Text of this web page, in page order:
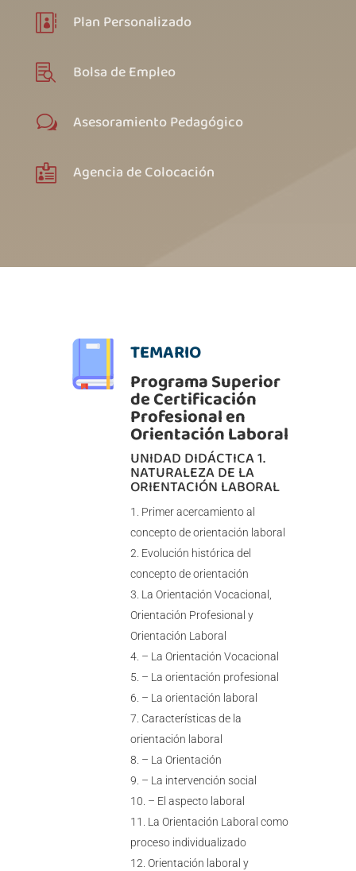
 Plan Personalizado
 Bolsa de Empleo
w Asesoramiento Pedagógico
 Agencia de Colocación
TEMARIO
Programa Superior
de Certificación
Profesional en
Orientación Laboral
UNIDAD DIDÁCTICA 1.
NATURALEZA DE LA
ORIENTACIÓN LABORAL
Primer acercamiento al
concepto de orientación laboral
Evolución histórica del
concepto de orientación
La Orientación Vocacional,
Orientación Profesional y
Orientación Laboral
– La Orientación Vocacional
– La orientación profesional
– La orientación laboral
Características de la
orientación laboral
– La Orientación
– La intervención social
– El aspecto laboral
La Orientación Laboral como
proceso individualizado
Orientación laboral y